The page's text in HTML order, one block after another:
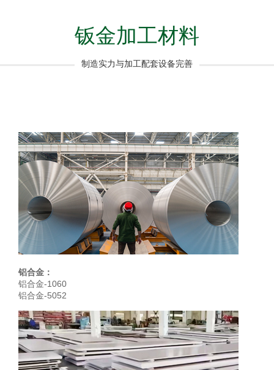
钣金加工材料
制造实力与加工配套设备完善
铝合金：
铝合金-1060
铝合金-5052